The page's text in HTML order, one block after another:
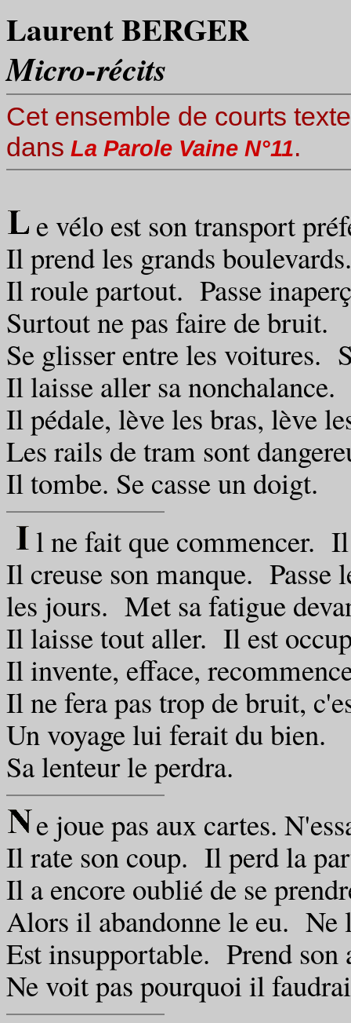
Laurent BERGER
Micro-récits
Cet ensemble de courts
dans La Parole Vaine N°11.
e vélo est son transport
Il prend les grands boulevards.
Il roule partout. Passe
Surtout ne pas faire de bruit.
Se glisser entre les voitures.
Il laisse aller sa nonchalance.
Il pédale, lève les bras, lève
Les rails de tram sont
Il tombe. Se casse un doigt.
l ne fait que commencer. Il
Il creuse son manque. Passe
les jours. Met sa fatigue
Il laisse tout aller. Il est
Il invente, efface,
Il ne fera pas trop de bruit,
Un voyage lui ferait du bien.
Sa lenteur le perdra.
e joue pas aux cartes.
Il rate son coup. Il perd la
Il a encore oublié de se
Alors il abandonne le eu. Ne
Est insupportable. Prend son
Ne voit pas pourquoi il